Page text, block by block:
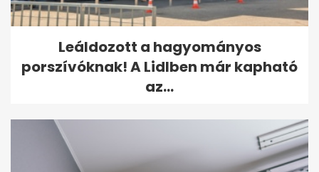
Leáldozott a hagyományos
porszívóknak! A Lidlben már kapható
az...